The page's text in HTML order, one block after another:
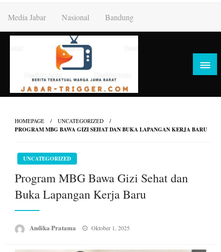
content
Media Jabar Nasional Bandung
HOMEPAGE UNCATEGORIZED
PROGRAM MBG BAWA GIZI SEHAT DAN BUKA LAPANGAN KERJA BARU
UNCATEGORIZED
Program MBG Bawa Gizi Sehat dan
Buka Lapangan Kerja Baru
Andika Pratama
Posted
Oktober 1, 2025